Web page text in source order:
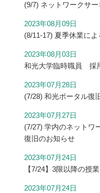
(9/7) ネットワークサ
2023年08月09日
(8/11-17) 夏季休業に
2023年08月03日
和光大学臨時職員 採
2023年07月28日
(7/28) 和光ポータル復
2023年07月27日
(7/27) 学内のネットワ
復旧のお知らせ
2023年07月24日
【7/24】3限以降の授
2023年07月24日